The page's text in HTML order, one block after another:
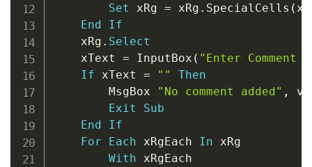
Set xRg = xRg . SpecialCells (
End
If
    xRg
. Select
    xText
= InputBox ( "Enter Comment
If xText = ""
Then
        MsgBox
"No comment added" ,
Exit
Sub
End
If
For
Each xRgEach In xRg
With xRgEach